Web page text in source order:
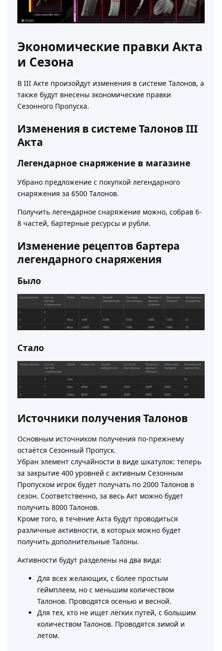
Экономические правки Акта
и Сезона
В III Акте произойдут изменения в системе Талонов, а
также будут внесены экономические правки
Сезонного Пропуска.
Изменения в системе Талонов III
Акта
Легендарное снаряжение в магазине
Убрано предложение с покупкой легендарного
снаряжения за 6500 Талонов.
Получить легендарное снаряжение можно, собрав 6-
8 частей, бартерные ресурсы и рубли.
Изменение рецептов бартера
легендарного снаряжения
Было
Стало
Источники получения Талонов
Основным источником получения по-прежнему
остаётся Сезонный Пропуск.
Убран элемент случайности в виде шкатулок: теперь
за закрытие 400 уровней с активным Сезонным
Пропуском игрок будет получать по 2000 Талонов в
сезон. Соответственно, за весь Акт можно будет
получить 8000 Талонов.
Кроме того, в течение Акта будут проводиться
различные активности, в которых можно будет
получить дополнительные Талоны.
Активности будут разделены на два вида:
Для всех желающих, с более простым
геймплеем, но с меньшим количеством
Талонов. Проводятся осенью и весной.
Для тех, кто не ищет лёгких путей, с большим
количеством Талонов. Проводятся зимой и
летом.